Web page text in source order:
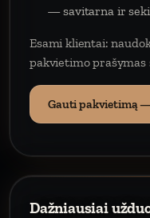
— savitarna ir
Esami klientai:
pakvietimo
Gauti pakvietimą
Dažniausiai